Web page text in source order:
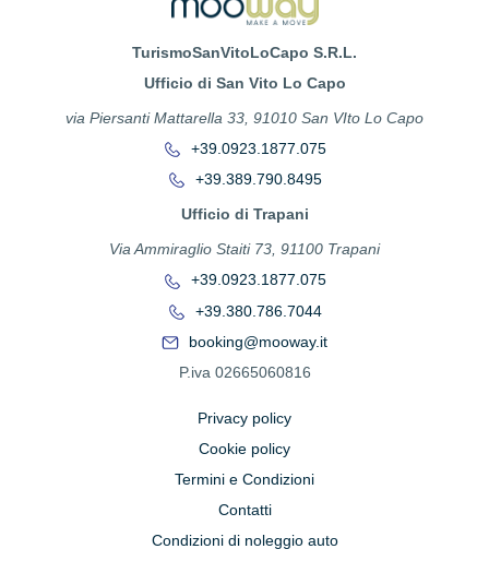
TurismoSanVitoLoCapo S.R.L.
Ufficio di San Vito Lo Capo
via Piersanti Mattarella 33, 91010 San VIto Lo Capo
+39.0923.1877.075
+39.389.790.8495
Ufficio di Trapani
Via Ammiraglio Staiti 73, 91100 Trapani
+39.0923.1877.075
+39.380.786.7044
booking@mooway.it
P.iva 02665060816
Privacy policy
Cookie policy
Termini e Condizioni
Contatti
Condizioni di noleggio auto